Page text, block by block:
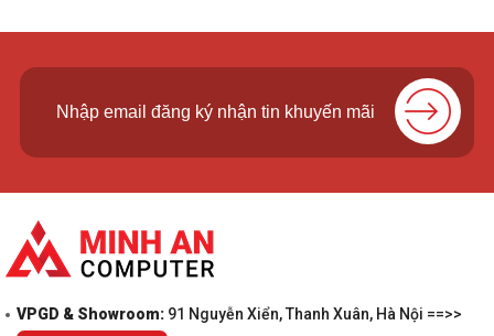
VPGD & Showroom: 91 Nguyễn Xiển, Thanh Xuân, Hà Nội ==>>